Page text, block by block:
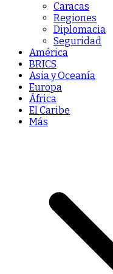
Caracas
Regiones
Diplomacia
Seguridad
América
BRICS
Asia y Oceanía
Europa
África
El Caribe
Más